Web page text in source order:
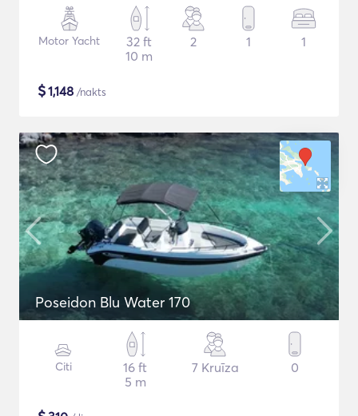
Motor Yacht
32 ft
10 m
2 1 1
$1,148 /nakts
Poseidon Blu Water 170
Citi
16 ft
5 m
7 Kruīza 0